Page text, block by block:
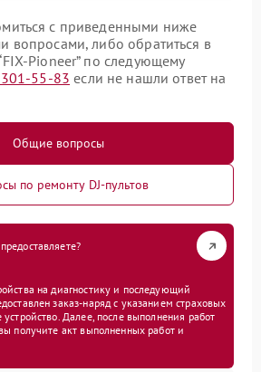
с приведенными ниже
вопросами, либо обратиться в
Pioneer” по следующему
55-83 если не нашли ответ на
Общие вопросы
по ремонту DJ-пультов
на диагностику и последующий
заказ-наряд с указанием страховых
устройство. Далее, после выполнения работ
получите акт выполненных работ и